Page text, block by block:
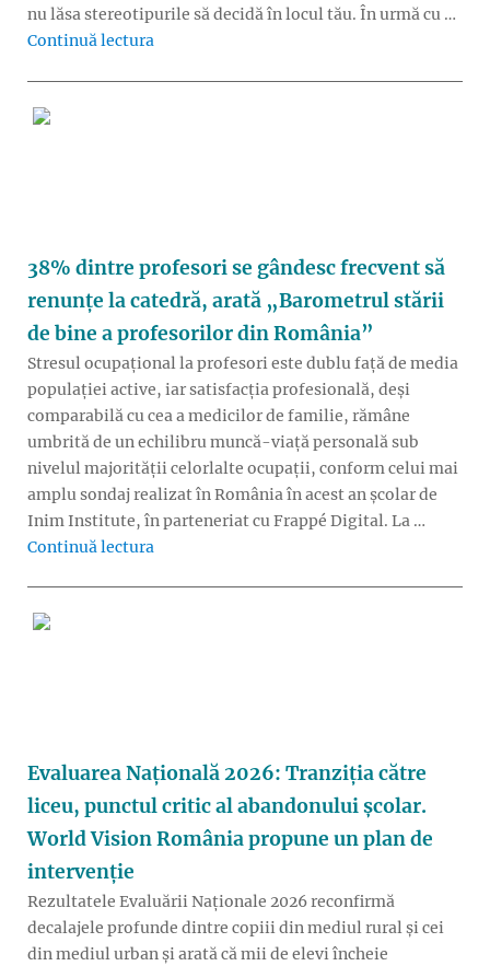
nu lăsa stereotipurile să decidă în locul tău. În urmă cu …
Continuă lectura
38% dintre profesori se gândesc frecvent să
renunțe la catedră, arată „Barometrul stării
de bine a profesorilor din România”
Stresul ocupațional la profesori este dublu față de media
populației active, iar satisfacția profesională, deși
comparabilă cu cea a medicilor de familie, rămâne
umbrită de un echilibru muncă-viață personală sub
nivelul majorității celorlalte ocupații, conform celui mai
amplu sondaj realizat în România în acest an școlar de
Inim Institute, în parteneriat cu Frappé Digital. La …
Continuă lectura
Evaluarea Națională 2026: Tranziția către
liceu, punctul critic al abandonului școlar.
World Vision România propune un plan de
intervenție
Rezultatele Evaluării Naționale 2026 reconfirmă
decalajele profunde dintre copiii din mediul rural și cei
din mediul urban și arată că mii de elevi încheie